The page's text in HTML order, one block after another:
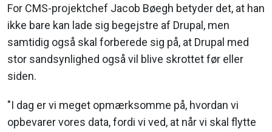
For CMS-projektchef Jacob Bøegh betyder det, at han
ikke bare kan lade sig begejstre af Drupal, men
samtidig også skal forberede sig på, at Drupal med
stor sandsynlighed også vil blive skrottet før eller
siden.
"I dag er vi meget opmærksomme på, hvordan vi
opbevarer vores data, fordi vi ved, at når vi skal flytte